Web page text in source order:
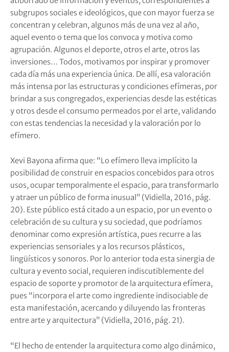
subgrupos sociales e ideológicos, que con mayor fuerza se
concentran y celebran, algunos más de una vez al año,
aquel evento o tema que los convoca y motiva como
agrupación. Algunos el deporte, otros el arte, otros las
inversiones… Todos, motivamos por inspirar y promover
cada día más una experiencia única. De allí, esa valoración
más intensa por las estructuras y condiciones efímeras, por
brindar a sus congregados, experiencias desde las estéticas
y otros desde el consumo permeados por el arte, validando
con estas tendencias la necesidad y la valoración por lo
efímero.
Xevi Bayona afirma que: “Lo efímero lleva implícito la
posibilidad de construir en espacios concebidos para otros
usos, ocupar temporalmente el espacio, para transformarlo
y atraer un público de forma inusual” (Vidiella, 2016, pág.
20). Este público está citado a un espacio, por un evento o
celebración de su cultura y su sociedad, que podríamos
denominar como expresión artística, pues recurre a las
experiencias sensoriales y a los recursos plásticos,
lingüísticos y sonoros. Por lo anterior toda esta sinergia de
cultura y evento social, requieren indiscutiblemente del
espacio de soporte y promotor de la arquitectura efímera,
pues “incorpora el arte como ingrediente indisociable de
esta manifestación, acercando y diluyendo las fronteras
entre arte y arquitectura” (Vidiella, 2016, pág. 21).
“El hecho de entender la arquitectura como algo dinámico,